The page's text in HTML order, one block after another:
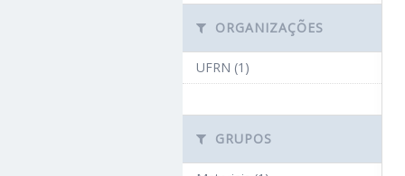
ORGANIZAÇÕES
UFRN (1)
GRUPOS